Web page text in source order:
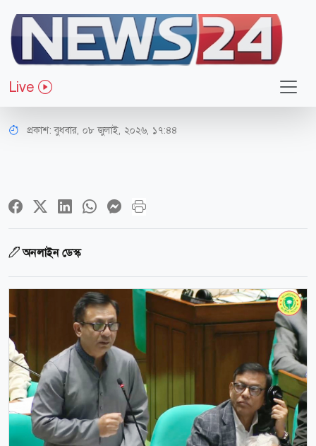
Live
অর্থ-বাণিজ্য
লবণের ন্যূনতম মূল্য নির্ধারণের ব্যবস্থা
নেওয়া হয়েছে: শিল্পমন্ত্রী
প্রকাশ:বুধবার, ০৮ জুলাই, ২০২৬, ১৭:৪৪
অনলাইন ডেস্ক